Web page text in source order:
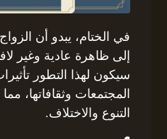
في الختام، يبدو أن
إلى ظاهرة عادية وغير
سيكون لهذا التطور
المجتمعات وثقافاتها،
التنوع والاختلاف.